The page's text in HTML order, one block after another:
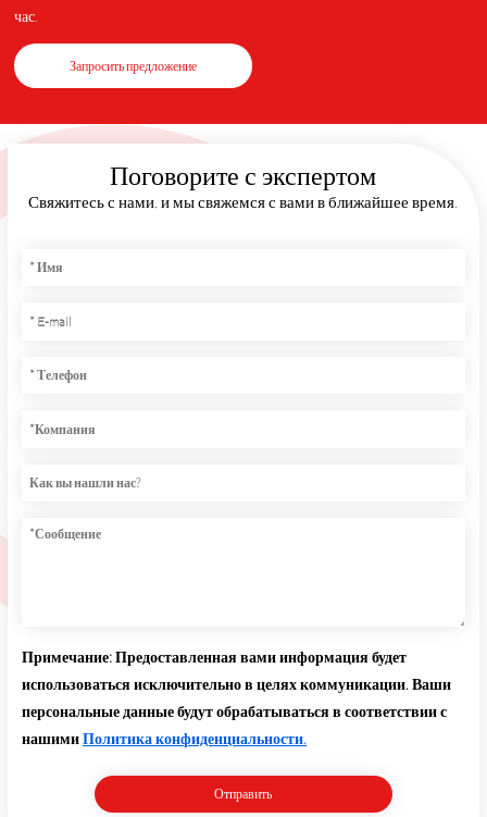
час.
Запросить предложение
Поговорите с экспертом
Свяжитесь с нами, и мы свяжемся с вами в ближайшее время.
Примечание: Предоставленная вами информация будет
использоваться исключительно в целях коммуникации. Ваши
персональные данные будут обрабатываться в соответствии с
нашимиПолитика конфиденциальности.